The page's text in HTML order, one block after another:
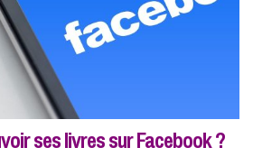
ses livres sur Facebook ?